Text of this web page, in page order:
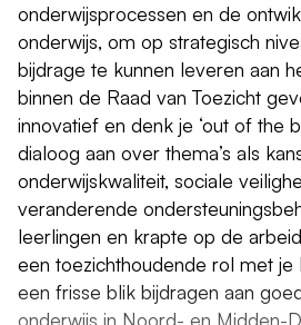
onderwijsprocessen en de
onderwijs, om op strategisch
bijdrage te kunnen leveren aan
binnen de Raad van Toezicht
innovatief en denk je ‘out of the
dialoog aan over thema’s als
onderwijskwaliteit, sociale
veranderende
leerlingen en krapte op de
een toezichthoudende rol met je
een frisse blik bijdragen aan
onderwijs in Noord- en Midden-